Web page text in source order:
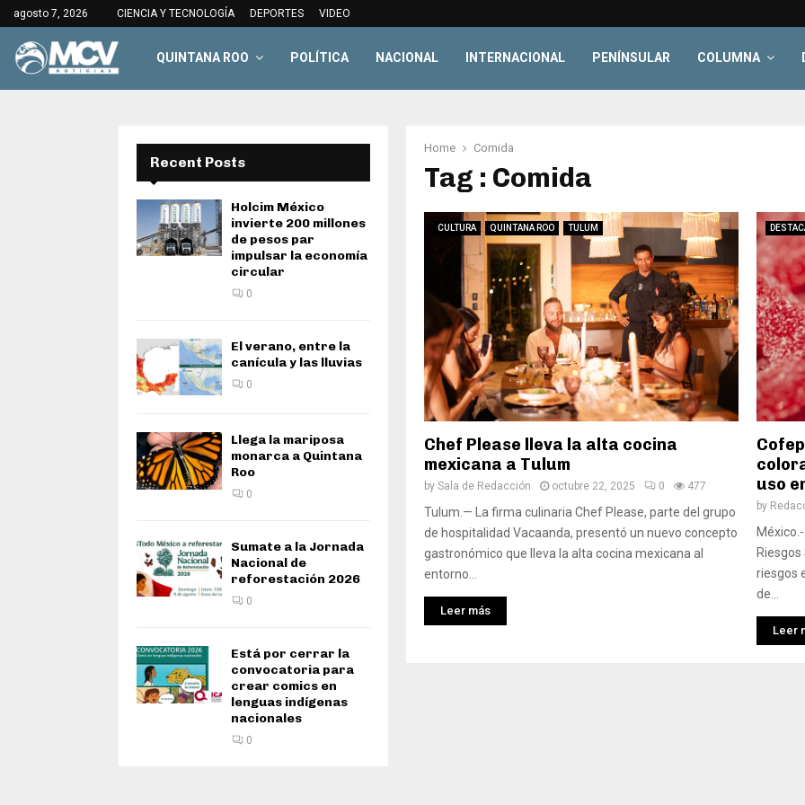
agosto 7, 2026 CIENCIA Y TECNOLOGÍA DEPORTES VIDEO
QUINTANA ROO POLÍTICA NACIONAL INTERNACIONAL PENÍNSULAR COLUMNA
Home Comida
Tag : Comida
CULTURA QUINTANA ROO TULUM
Chef Please lleva la alta cocina
mexicana a Tulum
by Sala de Redacción octubre 22, 2025 0 477
Tulum.— La firma culinaria Chef Please, parte del grupo
de hospitalidad Vacaanda, presentó un nuevo concepto
gastronómico que lleva la alta cocina mexicana al
entorno...
Leer más
uso
by
riesgos
de...
Leer
Recent Posts
Holcim México
invierte 200 millones
de pesos par
impulsar la economía
circular
0
El verano, entre la
canícula y las lluvias
0
Llega la mariposa
monarca a Quintana
Roo
0
Sumate a la Jornada
Nacional de
reforestación 2026
0
Está por cerrar la
convocatoria para
crear comics en
lenguas indígenas
nacionales
0